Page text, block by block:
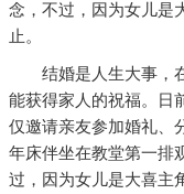
念，不过，因为女儿是
止。
结婚是人生大事，
能获得家人的祝福。日
仅邀请亲友参加婚礼、
年床伴坐在教堂第一排
过，因为女儿是大喜主